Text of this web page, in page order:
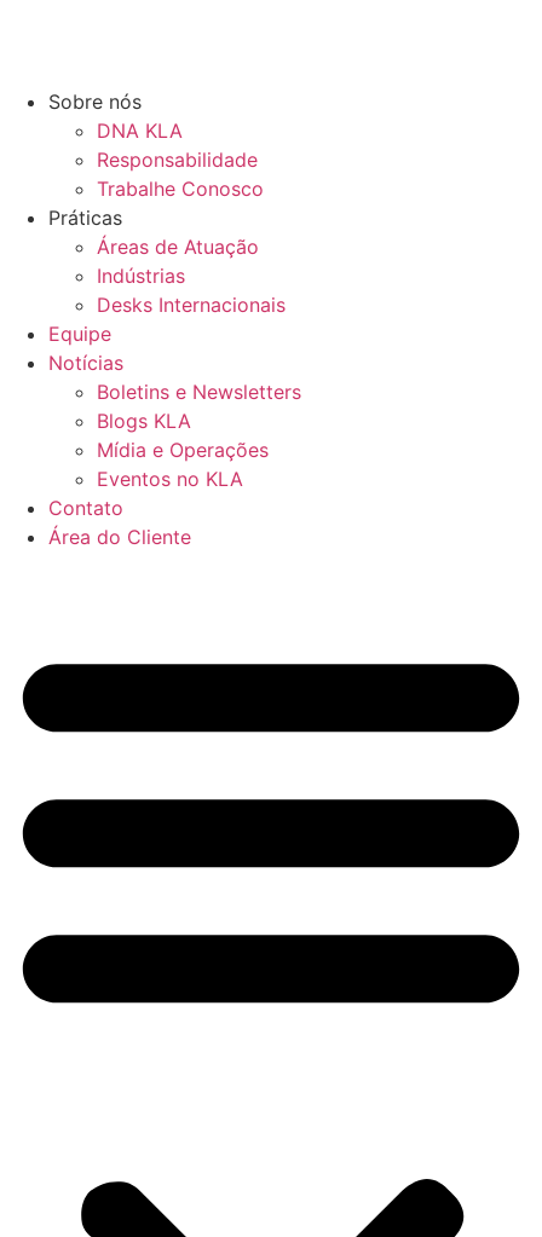
Sobre nós
DNA KLA
Responsabilidade
Trabalhe Conosco
Práticas
Áreas de Atuação
Indústrias
Desks Internacionais
Equipe
Notícias
Boletins e Newsletters
Blogs KLA
Mídia e Operações
Eventos no KLA
Contato
Área do Cliente